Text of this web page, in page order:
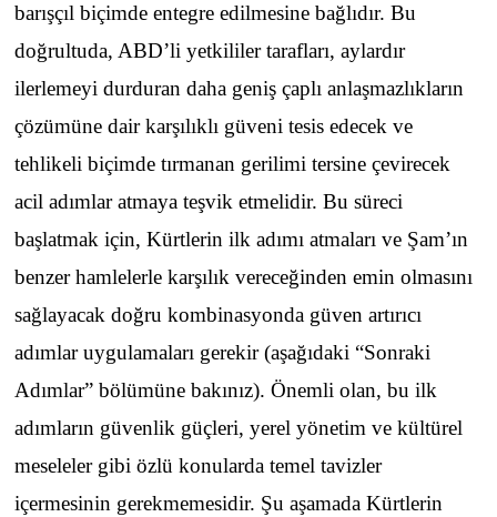
barışçıl biçimde entegre edilmesine bağlıdır. Bu
doğrultuda, ABD’li yetkililer tarafları, aylardır
ilerlemeyi durduran daha geniş çaplı anlaşmazlıkların
çözümüne dair karşılıklı güveni tesis edecek ve
tehlikeli biçimde tırmanan gerilimi tersine çevirecek
acil adımlar atmaya teşvik etmelidir. Bu süreci
başlatmak için, Kürtlerin ilk adımı atmaları ve Şam’ın
benzer hamlelerle karşılık vereceğinden emin olmasını
sağlayacak doğru kombinasyonda güven artırıcı
adımlar uygulamaları gerekir (aşağıdaki “Sonraki
Adımlar” bölümüne bakınız). Önemli olan, bu ilk
adımların güvenlik güçleri, yerel yönetim ve kültürel
meseleler gibi özlü konularda temel tavizler
içermesinin gerekmemesidir. Şu aşamada Kürtlerin